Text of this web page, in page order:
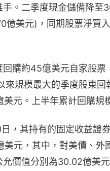
手。二季度現金儲備降至
億美元)，同期股票淨買
回購約45億美元自家股票
來規模最大的季度股東回
美元。上半年累計回購規
，其持有的固定收益證
美元，其中，對美債、外
允價值分別為30.02億美